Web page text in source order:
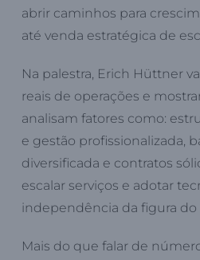
abrir caminhos para
até venda estratégica de
Na palestra, Erich Hüttner
reais de operações e
analisam fatores como:
e gestão profissionalizada,
diversificada e contratos
escalar serviços e adotar
independência da figura
Mais do que falar de